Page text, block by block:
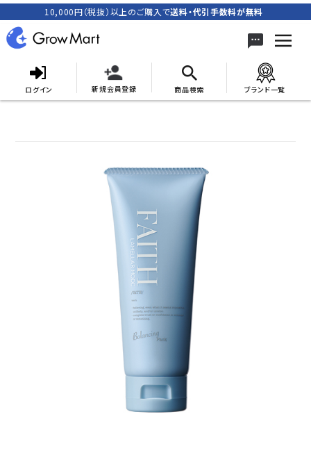
10,000円（税抜）以上のご購入で送料・代引手数料が無料
ログイン 新規会員登録 商品検索 ブランド一覧
ACCOUNT MENU
新規会員登録